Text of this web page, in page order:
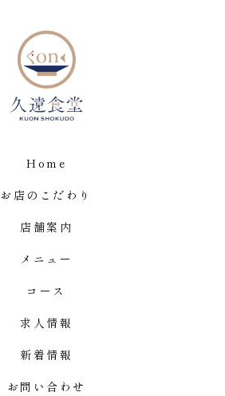
Home
お店のこだわり
店舗案内
メニュー
コース
求人情報
新着情報
お問い合わせ